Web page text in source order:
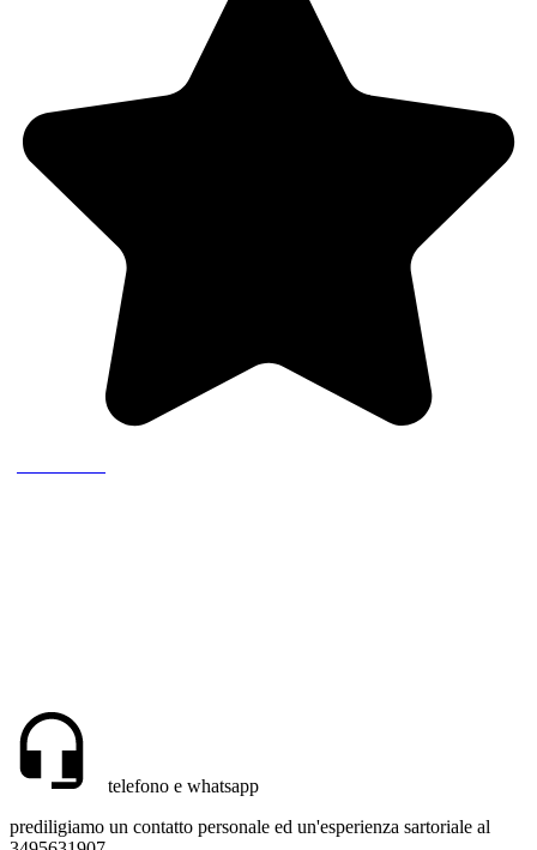
telefono e whatsapp
prediligiamo un contatto personale ed un'esperienza sartoriale al